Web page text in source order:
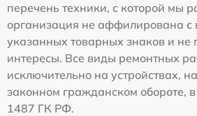
перечень техники, с которой мы
организация не аффилирована с
указанных товарных знаков и не
интересы. Все виды ремонтных
исключительно на устройствах,
законном гражданском обороте, в
1487 ГК РФ.